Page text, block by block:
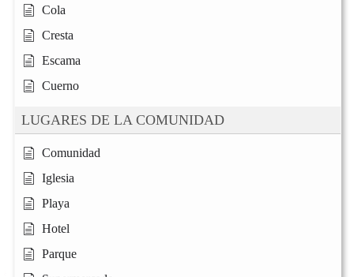
Cola
Cresta
Escama
Cuerno
LUGARES DE LA COMUNIDAD
Comunidad
Iglesia
Playa
Hotel
Parque